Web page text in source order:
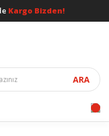
Kargo Bizden!
ARA